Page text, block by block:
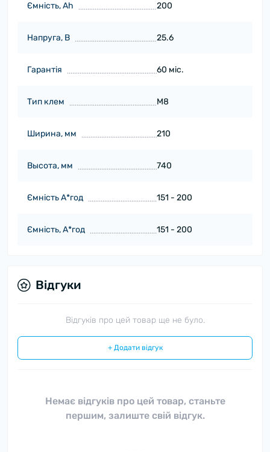
Ємність, Ah 200
Напруга, В 25.6
Гарантія 60 міс.
Тип клем M8
Ширина, мм 210
Высота, мм 740
Ємність А*год 151 - 200
Ємність, А*год 151 - 200
Відгуки
Відгуків про цей товар ще не було.
+ Додати відгук
Немає відгуків про цей товар, станьте
першим, залиште свій відгук.